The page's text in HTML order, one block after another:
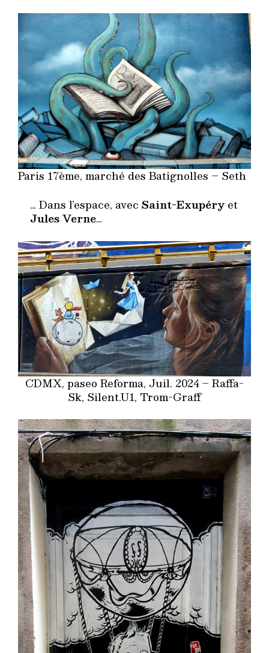
Paris 17ème, marché des Batignolles – Seth
… Dans l’espace, avec Saint-Exupéry et
Jules Verne…
CDMX, paseo Reforma, Juil. 2024 – Raffa-
Sk, Silent.U1, Trom-Graff